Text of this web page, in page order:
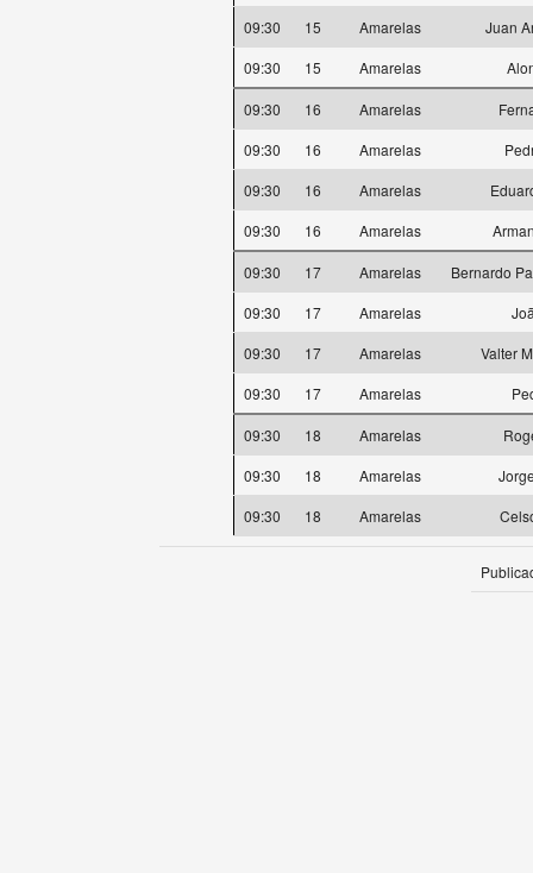
09:30
15 Amarelas
Juan
09:30
15 Amarelas
09:30 16 Amarelas
09:30
16 Amarelas
09:30
16 Amarelas
09:30
16 Amarelas
09:30 17 Amarelas
Bernardo
09:30
17 Amarelas
09:30
17 Amarelas
Valter
09:30
17 Amarelas
09:30 18 Amarelas
09:30
18 Amarelas
09:30
18 Amarelas